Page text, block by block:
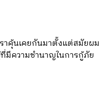
าคุ้นเคยกันมาตั้งแต่สมัยผม
มีความชำนาญในการกู้ภัย